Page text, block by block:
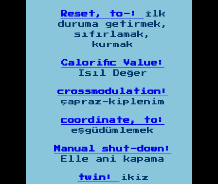
Reset, to-:
İlk
duruma getirmek,
sıfırlamak,
kurmak
Calorific Value:
Isıl Değer
crossmodulation:
çapraz-kiplenim
coordinate, to:
eşgüdümlemek
Manual shut-down:
Elle ani kapama
twin: ikiz